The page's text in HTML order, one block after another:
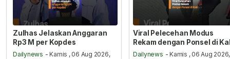
Zulhas Jelaskan Anggaran
Rp3 M per Kopdes
Dailynews - Kamis , 06 Aug 2026,
Viral Pelecehan Modus
Rekam dengan Ponsel di
Dailynews - Kamis , 06 Aug 2026,